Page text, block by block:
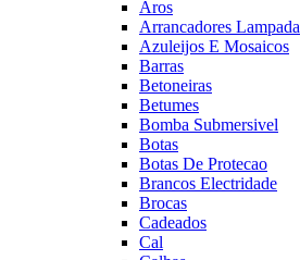
Aros
Arrancadores Lampada
Azuleijos E Mosaicos
Barras
Betoneiras
Betumes
Bomba Submersivel
Botas
Botas De Protecao
Brancos Electridade
Brocas
Cadeados
Cal